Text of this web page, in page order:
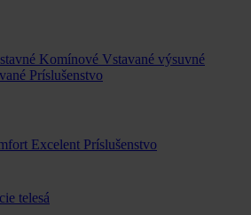
Komínové Vstavané výsuvné
Príslušenstvo
Excelent Príslušenstvo
telesá